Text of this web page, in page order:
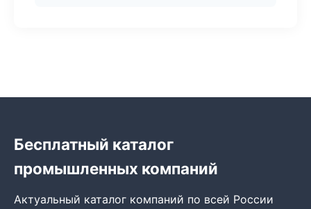
Бесплатный каталог
промышленных компаний
Актуальный каталог компаний по всей России